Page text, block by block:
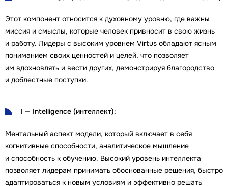
Этот компонент относится к духовному уровню, где важны
миссия и смыслы, которые человек привносит в свою жизнь
и работу. Лидеры с высоким уровнем Virtus обладают ясным
пониманием своих ценностей и целей, что позволяет
им вдохновлять и вести других, демонстрируя благородство
и доблестные поступки.
I — Intelligence (интеллект):
Ментальный аспект модели, который включает в себя
когнитивные способности, аналитическое мышление
и способность к обучению. Высокий уровень интеллекта
позволяет лидерам принимать обоснованные решения, быстро
адаптироваться к новым условиям и эффективно решать